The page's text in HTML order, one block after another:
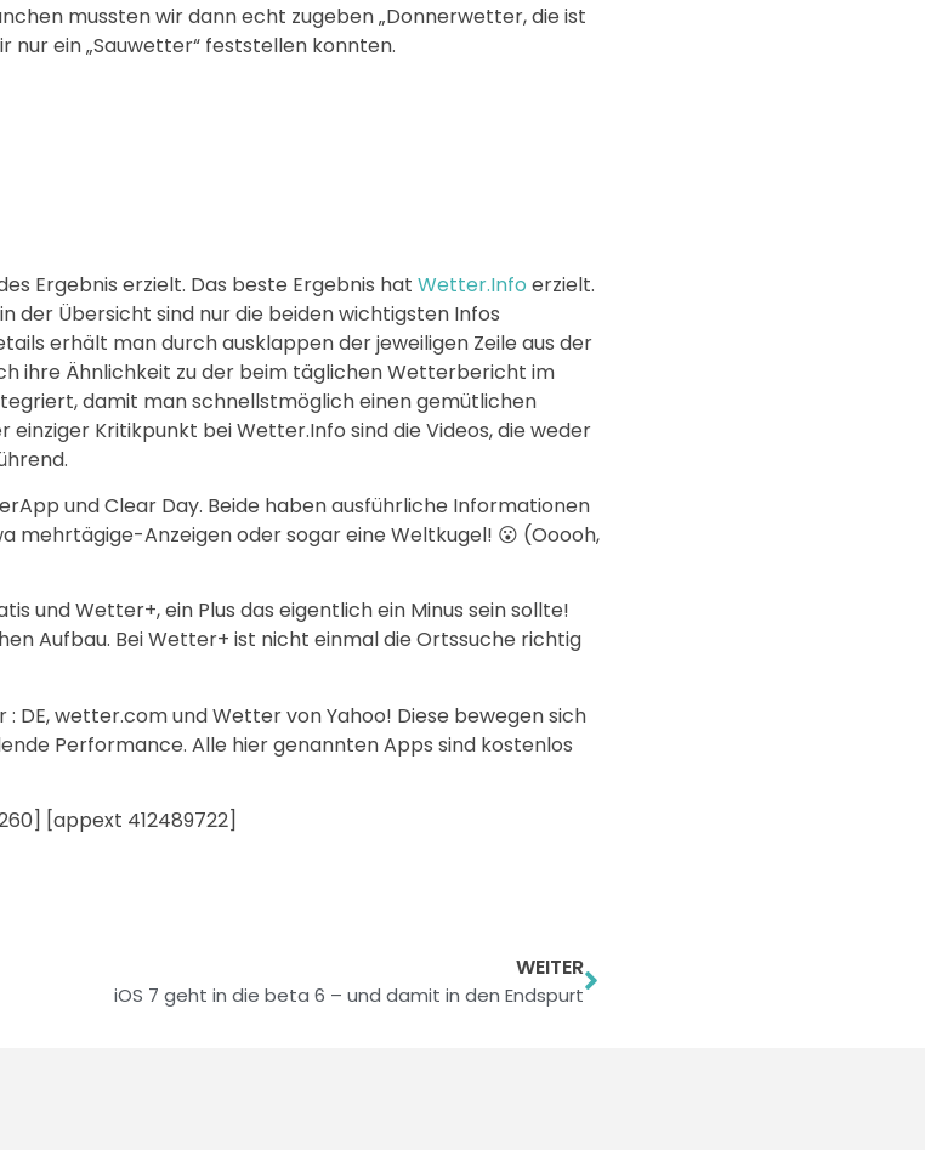
mussten wir dann echt zugeben „Donnerwetter, die ist
nur ein „Sauwetter“ feststellen konnten.
Ergebnis erzielt. Das beste Ergebnis hat Wetter.Info erzielt.
der Übersicht sind nur die beiden wichtigsten Infos
erhält man durch ausklappen der jeweiligen Zeile aus der
ihre Ähnlichkeit zu der beim täglichen Wetterbericht im
damit man schnellstmöglich einen gemütlichen
Kritikpunkt bei Wetter.Info sind die Videos, die weder
und Clear Day. Beide haben ausführliche Informationen
mehrtägige-Anzeigen oder sogar eine Weltkugel! 😮 (Ooooh,
und Wetter+, ein Plus das eigentlich ein Minus sein sollte!
Aufbau. Bei Wetter+ ist nicht einmal die Ortssuche richtig
wetter.com und Wetter von Yahoo! Diese bewegen sich
Performance. Alle hier genannten Apps sind kostenlos
[appext 412489722]
WEITER
iOS 7 geht in die beta 6 – und damit in den Endspurt